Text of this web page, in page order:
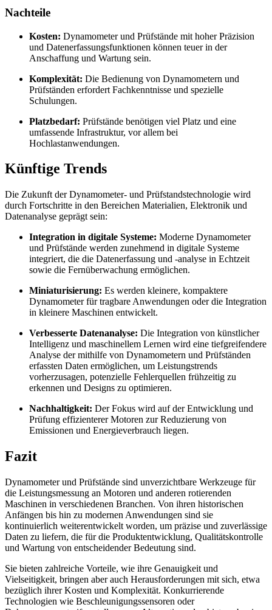
Nachteile
Kosten: Dynamometer und Prüfstände mit hoher Präzision
und Datenerfassungsfunktionen können teuer in der
Anschaffung und Wartung sein.
Komplexität: Die Bedienung von Dynamometern und
Prüfständen erfordert Fachkenntnisse und spezielle
Schulungen.
Platzbedarf: Prüfstände benötigen viel Platz und eine
umfassende Infrastruktur, vor allem bei
Hochlastanwendungen.
Künftige Trends
Die Zukunft der Dynamometer- und Prüfstandstechnologie wird
durch Fortschritte in den Bereichen Materialien, Elektronik und
Datenanalyse geprägt sein:
Integration in digitale Systeme: Moderne Dynamometer
und Prüfstände werden zunehmend in digitale Systeme
integriert, die die Datenerfassung und -analyse in Echtzeit
sowie die Fernüberwachung ermöglichen.
Miniaturisierung: Es werden kleinere, kompaktere
Dynamometer für tragbare Anwendungen oder die Integration
in kleinere Maschinen entwickelt.
Verbesserte Datenanalyse: Die Integration von künstlicher
Intelligenz und maschinellem Lernen wird eine tiefgreifendere
Analyse der mithilfe von Dynamometern und Prüfständen
erfassten Daten ermöglichen, um Leistungstrends
vorherzusagen, potenzielle Fehlerquellen frühzeitig zu
erkennen und Designs zu optimieren.
Nachhaltigkeit: Der Fokus wird auf der Entwicklung und
Prüfung effizienterer Motoren zur Reduzierung von
Emissionen und Energieverbrauch liegen.
Fazit
Dynamometer und Prüfstände sind unverzichtbare Werkzeuge für
die Leistungsmessung an Motoren und anderen rotierenden
Maschinen in verschiedenen Branchen. Von ihren historischen
Anfängen bis hin zu modernen Anwendungen sind sie
kontinuierlich weiterentwickelt worden, um präzise und zuverlässige
Daten zu liefern, die für die Produktentwicklung, Qualitätskontrolle
und Wartung von entscheidender Bedeutung sind.
Sie bieten zahlreiche Vorteile, wie ihre Genauigkeit und
Vielseitigkeit, bringen aber auch Herausforderungen mit sich, etwa
bezüglich ihrer Kosten und Komplexität. Konkurrierende
Technologien wie Beschleunigungssensoren oder